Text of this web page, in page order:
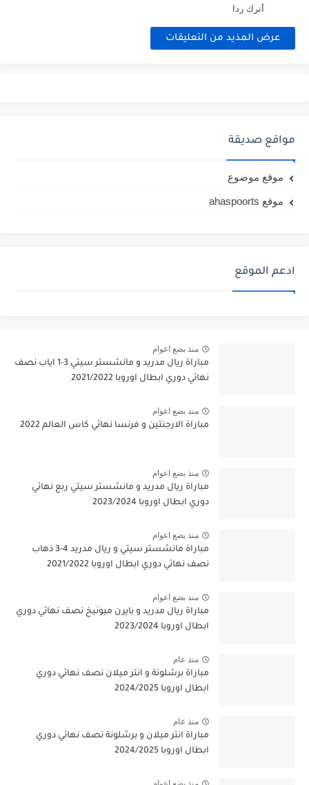
أترك ردا
عرض المذيد من التعليقات
مواقع صديقة
موقع موضوع
موقع ahaspoorts
ادعم الموقع
منذ بضع اعوام
مباراة ريال مدريد و مانشستر سيتي 3-1 اياب نصف
نهائي دوري ابطال اوروبا 2021/2022
منذ بضع اعوام
مباراة الارجنتين و فرنسا نهائي كاس العالم 2022
منذ بضع اعوام
مباراة ريال مدريد و مانشستر سيتي ربع نهائي
دوري ابطال اوروبا 2023/2024
منذ بضع اعوام
مباراة مانشستر سيتي و ريال مدريد 4-3 ذهاب
نصف نهائي دوري ابطال اوروبا 2021/2022
منذ بضع اعوام
مباراة ريال مدريد و بايرن ميونيخ نصف نهائي دوري
ابطال اوروبا 2023/2024
منذ عام
مباراة برشلونة و انتر ميلان نصف نهائي دوري
ابطال اوروبا 2024/2025
منذ عام
مباراة انتر ميلان و برشلونة نصف نهائي دوري
ابطال اوروبا 2024/2025